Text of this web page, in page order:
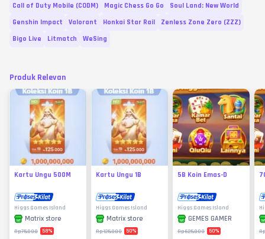
Call of Duty Mobile (CODM) Magic Chess Go Go
Soul Land: New World
Genshin Impact
Valorant Honkai Star Rail
Zenless Zone Zero (ZZZ)
Bigo Live
Litmatch WeSing
Produk Relevan
Kartu Ungu 500M
Higgs Games Island
Matrix store
Rp75.000 58%
Kartu Ungu 1B
Higgs Games Island
Matrix store
Rp125.000 50%
5B Koin Emas-D
Higgs Games Island
GEMES GAMER
Rp625.000 50%